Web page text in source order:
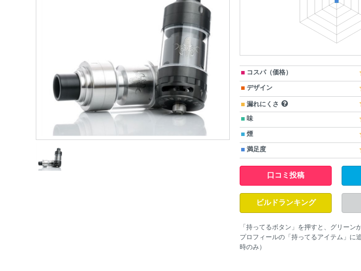
ショップ情報
コスパ（価格）
デザイン
漏れにくさ
味
煙
満足度
口コミ投稿
ビルドランキング
「持ってるボタン」を押すと、グリーン
プロフィールの「持ってるアイテム」に
時のみ）